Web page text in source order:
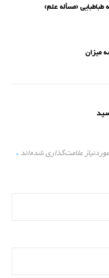
طباطبایی (مسأله علم)
میزان
علامت‌گذاری شده‌اند*